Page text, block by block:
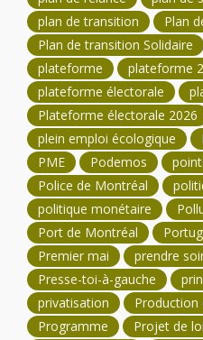
plan de transition
Plan
Plan de transition Solidaire
plateforme
plateforme
plateforme électorale
Plateforme électorale 2026
plein emploi écologique
PME
Podemos
Police de Montréal
politique monétaire
Port de Montréal
Premier mai
prendre
Presse-toi-à-gauche
privatisation
Production
Programme
Projet de